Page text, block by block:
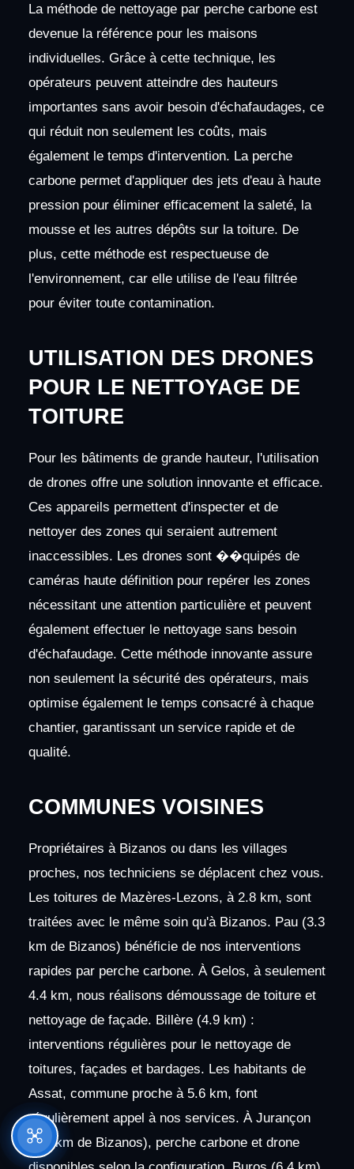
La méthode de nettoyage par perche carbone est
devenue la référence pour les maisons
individuelles. Grâce à cette technique, les
opérateurs peuvent atteindre des hauteurs
importantes sans avoir besoin d'échafaudages, ce
qui réduit non seulement les coûts, mais
également le temps d'intervention. La perche
carbone permet d'appliquer des jets d'eau à haute
pression pour éliminer efficacement la saleté, la
mousse et les autres dépôts sur la toiture. De
plus, cette méthode est respectueuse de
l'environnement, car elle utilise de l'eau filtrée
pour éviter toute contamination.
UTILISATION DES DRONES
POUR LE NETTOYAGE DE
TOITURE
Pour les bâtiments de grande hauteur, l'utilisation
de drones offre une solution innovante et efficace.
Ces appareils permettent d'inspecter et de
nettoyer des zones qui seraient autrement
inaccessibles. Les drones sont ��quipés de
caméras haute définition pour repérer les zones
nécessitant une attention particulière et peuvent
également effectuer le nettoyage sans besoin
d'échafaudage. Cette méthode innovante assure
non seulement la sécurité des opérateurs, mais
optimise également le temps consacré à chaque
chantier, garantissant un service rapide et de
qualité.
COMMUNES VOISINES
Propriétaires à Bizanos ou dans les villages
proches, nos techniciens se déplacent chez vous.
Les toitures de Mazères-Lezons, à 2.8 km, sont
traitées avec le même soin qu'à Bizanos. Pau (3.3
km de Bizanos) bénéficie de nos interventions
rapides par perche carbone. À Gelos, à seulement
4.4 km, nous réalisons démoussage de toiture et
nettoyage de façade. Billère (4.9 km) :
interventions régulières pour le nettoyage de
toitures, façades et bardages. Les habitants de
Assat, commune proche à 5.6 km, font
régulièrement appel à nos services. À Jurançon
(6.4 km de Bizanos), perche carbone et drone